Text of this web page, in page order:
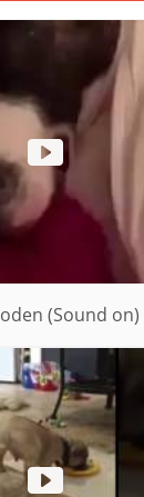
(Sound on)